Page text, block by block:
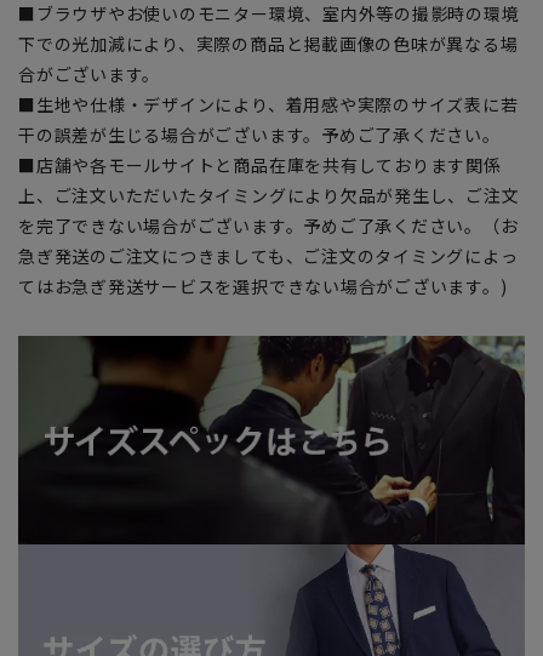
■ブラウザやお使いのモニター環境、室内外等の撮影時の環境
下での光加減により、実際の商品と掲載画像の色味が異なる場
合がございます。
■生地や仕様・デザインにより、着用感や実際のサイズ表に若
干の誤差が生じる場合がございます。予めご了承ください。
■店舗や各モールサイトと商品在庫を共有しております関係
上、ご注文いただいたタイミングにより欠品が発生し、ご注文
を完了できない場合がございます。予めご了承ください。（お
急ぎ発送のご注文につきましても、ご注文のタイミングによっ
てはお急ぎ発送サービスを選択できない場合がございます。)